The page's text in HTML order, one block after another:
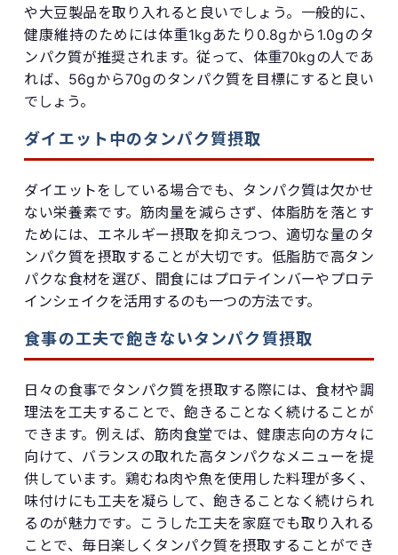
や大豆製品を取り入れると良いでしょう。一般的に、
健康維持のためには体重1kgあたり0.8gから1.0gのタ
ンパク質が推奨されます。従って、体重70kgの人であ
れば、56gから70gのタンパク質を目標にすると良い
でしょう。
ダイエット中のタンパク質摂取
ダイエットをしている場合でも、タンパク質は欠かせ
ない栄養素です。筋肉量を減らさず、体脂肪を落とす
ためには、エネルギー摂取を抑えつつ、適切な量のタ
ンパク質を摂取することが大切です。低脂肪で高タン
パクな食材を選び、間食にはプロテインバーやプロテ
インシェイクを活用するのも一つの方法です。
食事の工夫で飽きないタンパク質摂取
日々の食事でタンパク質を摂取する際には、食材や調
理法を工夫することで、飽きることなく続けることが
できます。例えば、筋肉食堂では、健康志向の方々に
向けて、バランスの取れた高タンパクなメニューを提
供しています。鶏むね肉や魚を使用した料理が多く、
味付けにも工夫を凝らして、飽きることなく続けられ
るのが魅力です。こうした工夫を家庭でも取り入れる
ことで、毎日楽しくタンパク質を摂取することができ